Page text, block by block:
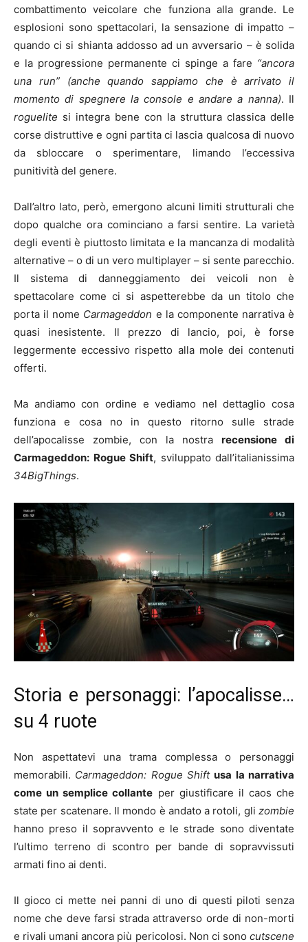
combattimento veicolare che funziona alla grande. Le
esplosioni sono spettacolari, la sensazione di impatto –
quando ci si shianta addosso ad un avversario – è solida
e la progressione permanente ci spinge a fare “ancora
una run”
(anche quando sappiamo che è arrivato il
momento di spegnere la console e andare a nanna). Il
roguelite si integra bene con la struttura classica delle
corse distruttive e ogni partita ci lascia qualcosa di nuovo
da sbloccare o sperimentare, limando l’eccessiva
punitività del genere.
Dall’altro lato, però, emergono alcuni limiti strutturali che
dopo qualche ora cominciano a farsi sentire. La varietà
degli eventi è piuttosto limitata e la mancanza di modalità
alternative – o di un vero multiplayer – si sente parecchio.
Il sistema di danneggiamento dei veicoli non è
spettacolare come ci si aspetterebbe da un titolo che
porta il nome Carmageddon e la componente narrativa è
quasi inesistente. Il prezzo di lancio, poi, è forse
leggermente eccessivo rispetto alla mole dei contenuti
offerti.
Ma andiamo con ordine e vediamo nel dettaglio cosa
funziona e cosa no in questo ritorno sulle strade
dell’apocalisse zombie, con la nostra recensione di
Carmageddon: Rogue Shift, sviluppato dall’italianissima
34BigThings.
Storia e personaggi: l’apocalisse…
su 4 ruote
Non aspettatevi una trama complessa o personaggi
memorabili. Carmageddon: Rogue Shift usa la narrativa
come un semplice collante per giustificare il caos che
state per scatenare. Il mondo è andato a rotoli, gli zombie
hanno preso il sopravvento e le strade sono diventate
l’ultimo terreno di scontro per bande di sopravvissuti
armati fino ai denti.
Il gioco ci mette nei panni di uno di questi piloti senza
nome che deve farsi strada attraverso orde di non-morti
e rivali umani ancora più pericolosi. Non ci sono cutscene